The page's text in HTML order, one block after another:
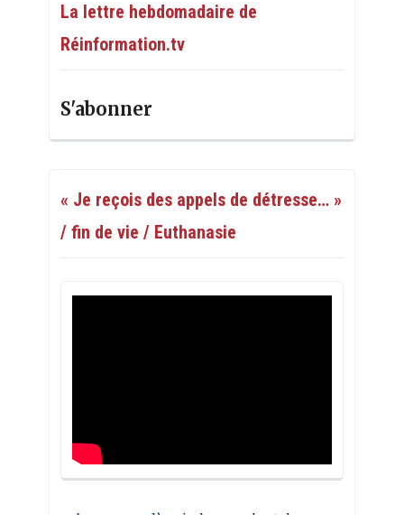
La lettre hebdomadaire de
Réinformation.tv
S'abonner
« Je reçois des appels de détresse… »
/ fin de vie / Euthanasie